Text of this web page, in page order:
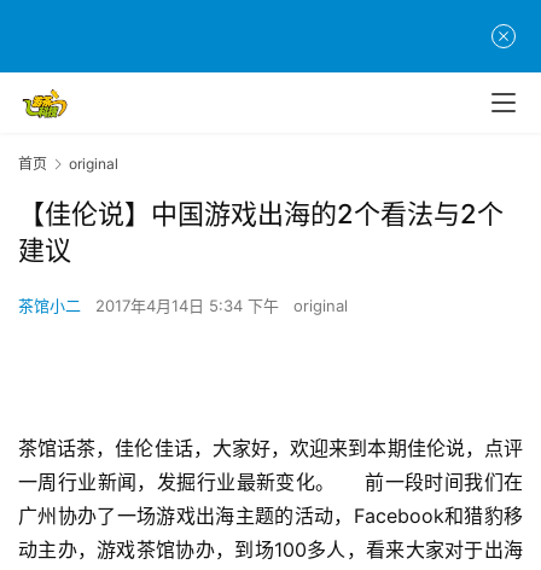
游
茶
原
创
首页 original
【佳伦说】中国游戏出海的2个看法与2个
建议
茶馆小二 2017年4月14日 5:34 下午 original
茶馆话茶，佳伦佳话，大家好，欢迎来到本期佳伦说，点评
一周行业新闻，发掘行业最新变化。	前一段时间我们在
广州协办了一场游戏出海主题的活动，Facebook和猎豹移
动主办，游戏茶馆协办，到场100多人，看来大家对于出海